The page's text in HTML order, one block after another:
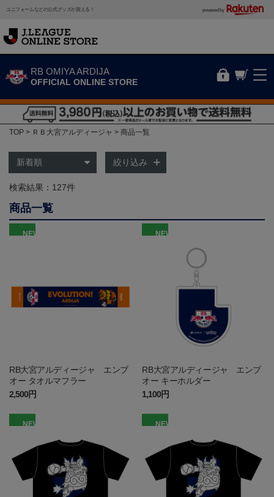
ユニフォームなどの公式グッズが買える！ powered by
RB OMIYA ARDIJA
OFFICIAL ONLINE STORE
TOP ＲＢ大宮アルディージャ 商品一覧
絞り込み
検索結果：127件
商品一覧
NEW
RB大宮アルディージャ エンブ
オー タオルマフラー
2,500円
NEW
RB大宮アルディージャ エンブ
オー キーホルダー
1,100円
NEW NEW